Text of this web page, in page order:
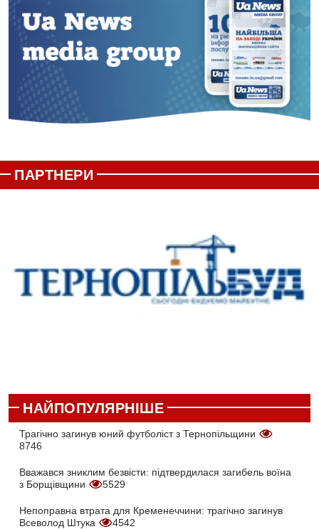
ПАРТНЕРИ
НАЙПОПУЛЯРНІШЕ
Трагічно загинув юний футболіст з Тернопільщини
8746
Вважався зниклим безвісти: підтвердилася загибель воїна
з Борщівщини
5529
Непоправна втрата для Кременеччини: трагічно загинув
Всеволод Штука
4542